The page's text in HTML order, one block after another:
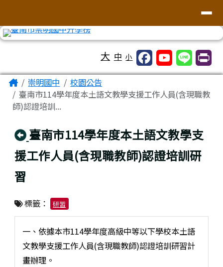
大 中 小
主內容區域
Home崇明國中
校園公告
臺南市114學年度本土語文教學支援工作人員(含現職教
師)認證培訓...
回上頁
臺南市114學年度本土語文教學支
援工作人員(含現職教師)認證培訓研
習
標籤： 研習
一、依據本市114學年度高級中等以下學校本土語
文教學支援工作人員(含現職教師)認證培訓研習計
畫辦理。
頁尾區域